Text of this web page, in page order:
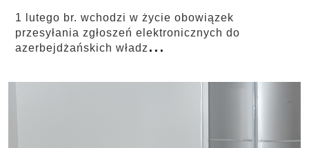
1 lutego br. wchodzi w życie obowiązek
przesyłania zgłoszeń elektronicznych do
azerbejdżańskich władz...